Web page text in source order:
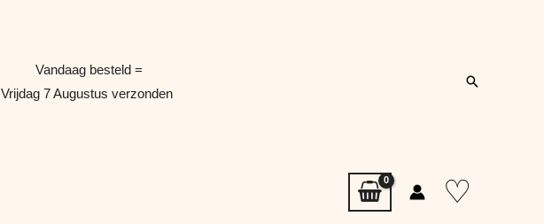
Vandaag besteld =
Vrijdag 7 Augustus verzonden
Zoeken
♡